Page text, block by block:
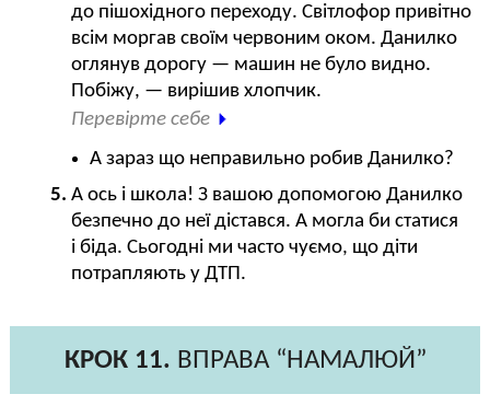
до пішохідного переходу. Світлофор привітно
всім моргав своїм червоним оком. Данилко
оглянув дорогу — машин не було видно.
Побіжу, — вирішив хлопчик.
Перевірте себе
А зараз що неправильно робив Данилко?
А ось і школа! З вашою допомогою Данилко
безпечно до неї дістався. А могла би статися
і біда. Сьогодні ми часто чуємо, що діти
потрапляють у ДТП.
КРОК 11. ВПРАВА “НАМАЛЮЙ”